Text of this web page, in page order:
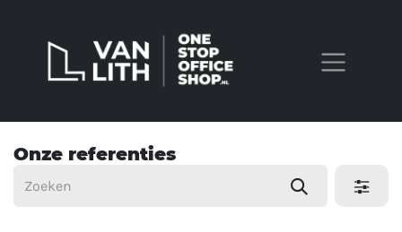
Onze referenties